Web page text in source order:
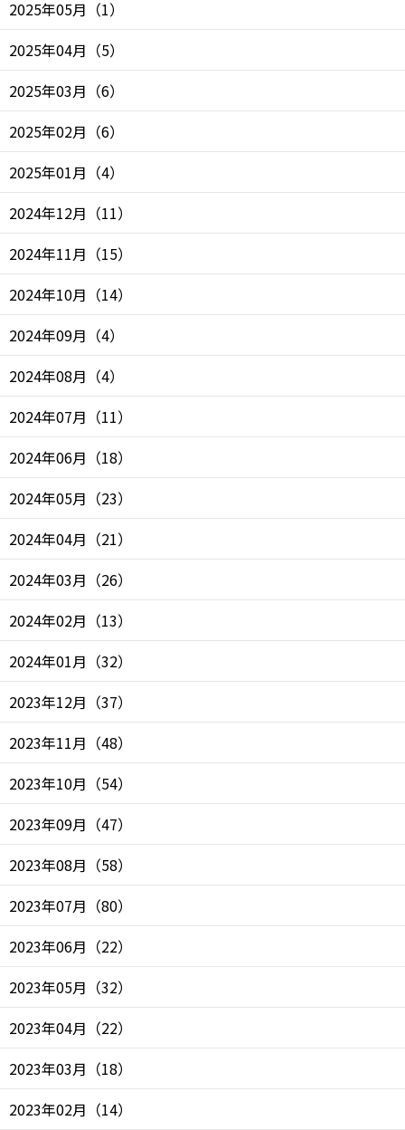
2025年05月 （1）
2025年04月 （5）
2025年03月 （6）
2025年02月 （6）
2025年01月 （4）
2024年12月 （11）
2024年11月 （15）
2024年10月 （14）
2024年09月 （4）
2024年08月 （4）
2024年07月 （11）
2024年06月 （18）
2024年05月 （23）
2024年04月 （21）
2024年03月 （26）
2024年02月 （13）
2024年01月 （32）
2023年12月 （37）
2023年11月 （48）
2023年10月 （54）
2023年09月 （47）
2023年08月 （58）
2023年07月 （80）
2023年06月 （22）
2023年05月 （32）
2023年04月 （22）
2023年03月 （18）
2023年02月 （14）